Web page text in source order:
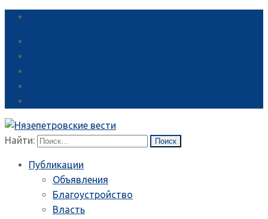
Найти:
Публикации
Объявления
Благоустройство
Власть